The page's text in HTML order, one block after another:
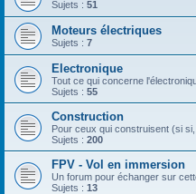
Sujets : 51
Moteurs électriques
Sujets : 7
Electronique
Tout ce qui concerne
Sujets : 55
Construction
Pour ceux qui construisent (si
Sujets : 200
FPV - Vol en immersion
Un forum pour échanger sur
Sujets : 13